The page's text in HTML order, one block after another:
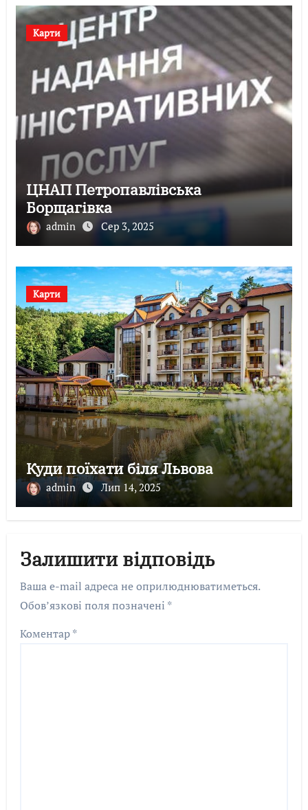
Карти
ЦНАП Петропавлівська
Борщагівка
admin Сер 3, 2025
Карти
Куди поїхати біля Львова
admin Лип 14, 2025
Залишити відповідь
Ваша e-mail адреса не оприлюднюватиметься.
Обов’язкові поля позначені *
Коментар*